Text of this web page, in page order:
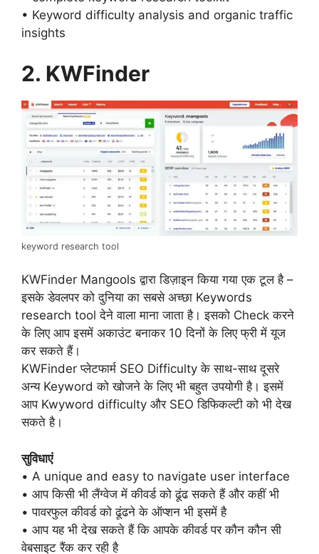
• Keyword difficulty analysis and organic traffic
insights
2. KWFinder
keyword research tool
KWFinder Mangools द्वारा डिज़ाइन किया गया एक टूल है –
इसके डेवलपर को दुनिया का सबसे अच्छा Keywords
research tool देने वाला माना जाता है। इसको Check करने
के लिए आप इसमें अकाउंट बनाकर 10 दिनों के लिए फ्री में यूज
कर सकते हैं।
KWFinder प्लेटफार्म SEO Difficulty के साथ-साथ दूसरे
अन्य Keyword को खोजने के लिए भी बहुत उपयोगी है। इसमें
आप Kwyword difficulty और SEO डिफिकल्टी को भी देख
सकते है।
सुविधाएं
• A unique and easy to navigate user interface
• आप किसी भी लैंग्वेज में कीवर्ड को ढूंढ सकते हैं और कहीं भी
• पावरफुल कीवर्ड को ढूंढने के ऑप्शन भी इसमें है
• आप यह भी देख सकते हैं कि आपके कीवर्ड पर कौन कौन सी
वेबसाइट रैंक कर रही है